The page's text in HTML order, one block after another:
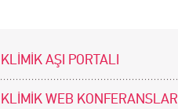
KLİMİK AŞI PORTALI
KLİMİK WEB KONFERANSLARI